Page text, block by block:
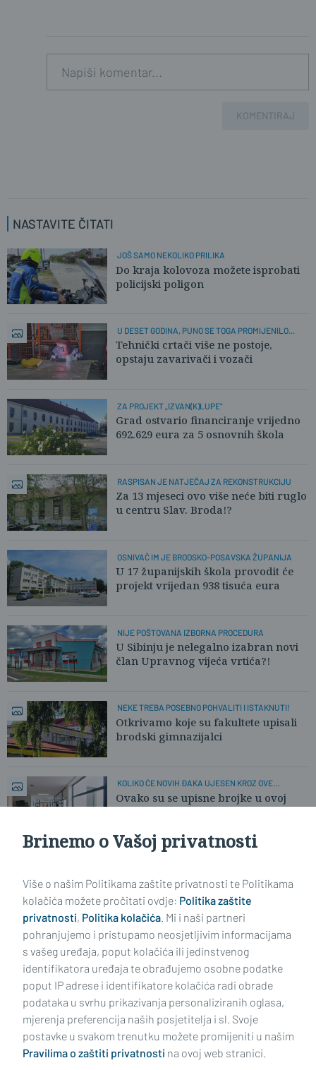
KOMENTIRAJ
NASTAVITE ČITATI
JOŠ SAMO NEKOLIKO PRILIKA
Do kraja kolovoza možete isprobati
policijski poligon
U DESET GODINA, PUNO SE TOGA PROMIJENILO...
Tehnički crtači više ne postoje,
opstaju zavarivači i vozači
ZA PROJEKT „IZVAN(K)LUPE"
Grad ostvario financiranje vrijedno
692.629 eura za 5 osnovnih škola
RASPISAN JE NATJEČAJ ZA REKONSTRUKCIJU
Za 13 mjeseci ovo više neće biti ruglo
u centru Slav. Broda!?
OSNIVAČ IM JE BRODSKO-POSAVSKA ŽUPANIJA
U 17 županijskih škola provodit će
projekt vrijedan 938 tisuća eura
NIJE POŠTOVANA IZBORNA PROCEDURA
U Sibinju je nelegalno izabran novi
član Upravnog vijeća vrtića?!
NEKE TREBA POSEBNO POHVALITI I ISTAKNUTI!
Otkrivamo koje su fakultete upisali
brodski gimnazijalci
KOLIKO ĆE NOVIH ĐAKA UJESEN KROZ OVE
HODNIKE?
Ovako su se upisne brojke u ovoj
školi mijenjale proteklo desetljeće
Impressum Uvjeti korištenja Politika privatnosti
Politika kolačića Kontakt Pritužbe Suradnici
Brinemo o Vašoj privatnosti
Više o našim Politikama zaštite privatnosti te Politikama
kolačića možete pročitati ovdje: Politika zaštite
privatnosti, Politika kolačića. Mi i naši partneri
pohranjujemo i pristupamo neosjetljivim informacijama
s vašeg uređaja, poput kolačića ili jedinstvenog
identifikatora uređaja te obrađujemo osobne podatke
poput IP adrese i identifikatore kolačića radi obrade
podataka u svrhu prikazivanja personaliziranih oglasa,
mjerenja preferencija naših posjetitelja i sl. Svoje
postavke u svakom trenutku možete promijeniti u našim
Pravilima o zaštiti privatnosti na ovoj web stranici.